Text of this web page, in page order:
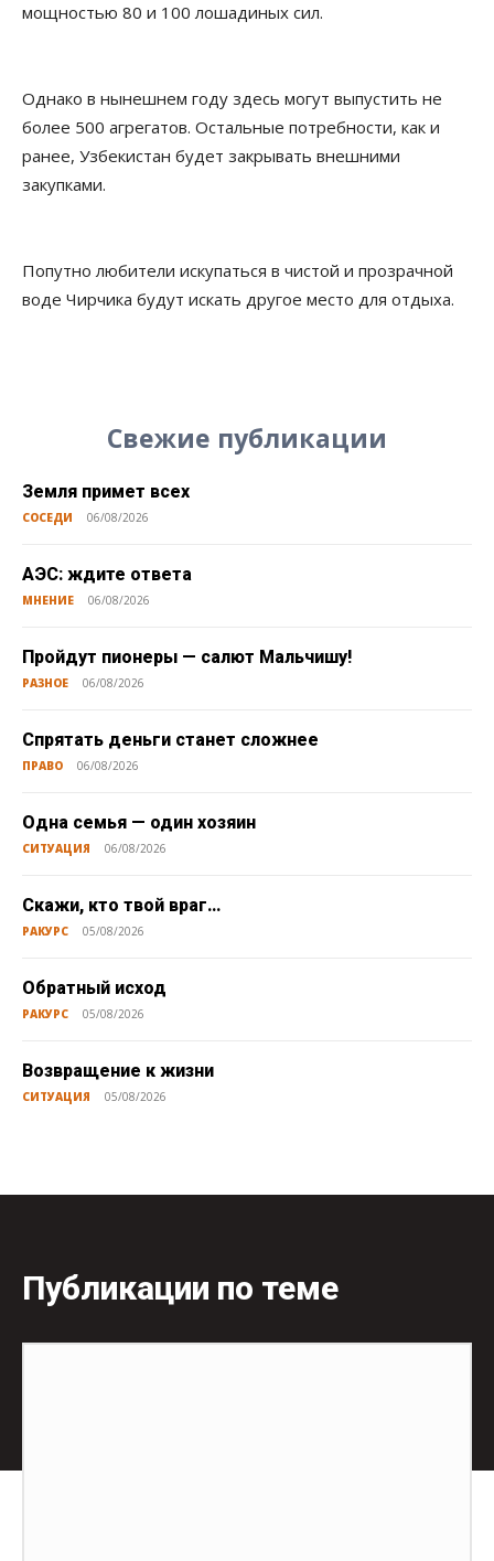
мощностью 80 и 100 лошадиных сил.
Однако в нынешнем году здесь могут выпустить не
более 500 агрегатов. Остальные потребности, как и
ранее, Узбекистан будет закрывать внешними
закупками.
Попутно любители искупаться в чистой и прозрачной
воде Чирчика будут искать другое место для отдыха.
Свежие публикации
Земля примет всех
СОСЕДИ 06/08/2026
АЭС: ждите ответа
МНЕНИЕ 06/08/2026
Пройдут пионеры — салют Мальчишу!
РАЗНОЕ 06/08/2026
Спрятать деньги станет сложнее
ПРАВО 06/08/2026
Одна семья — один хозяин
СИТУАЦИЯ 06/08/2026
Скажи, кто твой враг…
РАКУРС 05/08/2026
Обратный исход
РАКУРС 05/08/2026
Возвращение к жизни
СИТУАЦИЯ 05/08/2026
Публикации по теме